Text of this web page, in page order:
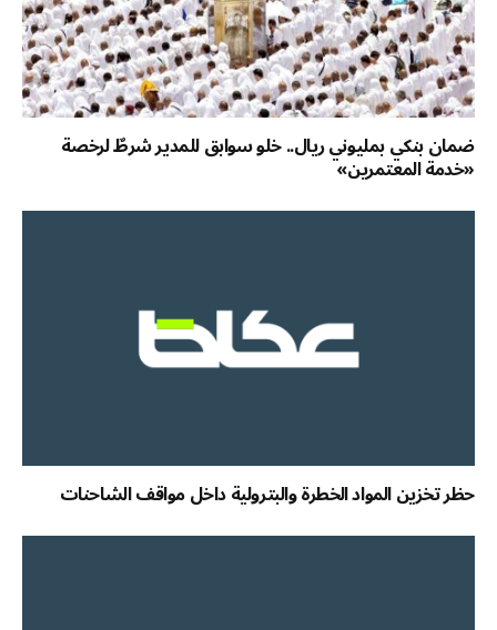
ضمان بنكي بمليوني ريال.. خلو سوابق للمدير شرطٌ لرخصة
«خدمة المعتمرين»
حظر تخزين المواد الخطرة والبترولية داخل مواقف الشاحنات